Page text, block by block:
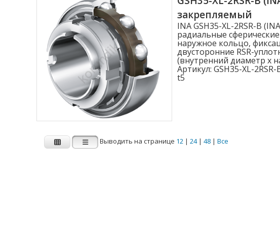
FAG INA
Внутренний диаметр d (мм)
1.000
2.000
4.762
закрепляемый
INA GSH35-XL-2RSR-B
радиальные
наружное кольцо,
двусторонние RSR-
(внутренний диаметр x
Артикул: GSH35-XL-2RSR-
t5
Выводить на странице 12 | 24| 48 | Все